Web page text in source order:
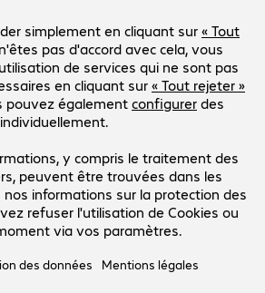
et de paiement
exclusivement destinée aux
et publics.
en EUR hors TVA en
de protection des